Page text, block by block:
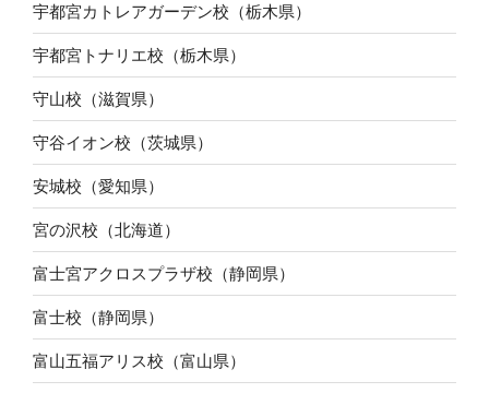
宇都宮カトレアガーデン校（栃木県）
宇都宮トナリエ校（栃木県）
守山校（滋賀県）
守谷イオン校（茨城県）
安城校（愛知県）
宮の沢校（北海道）
富士宮アクロスプラザ校（静岡県）
富士校（静岡県）
富山五福アリス校（富山県）